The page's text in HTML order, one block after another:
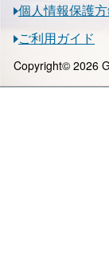
個人情報保護
ご利用ガイド
Copyright© 2026